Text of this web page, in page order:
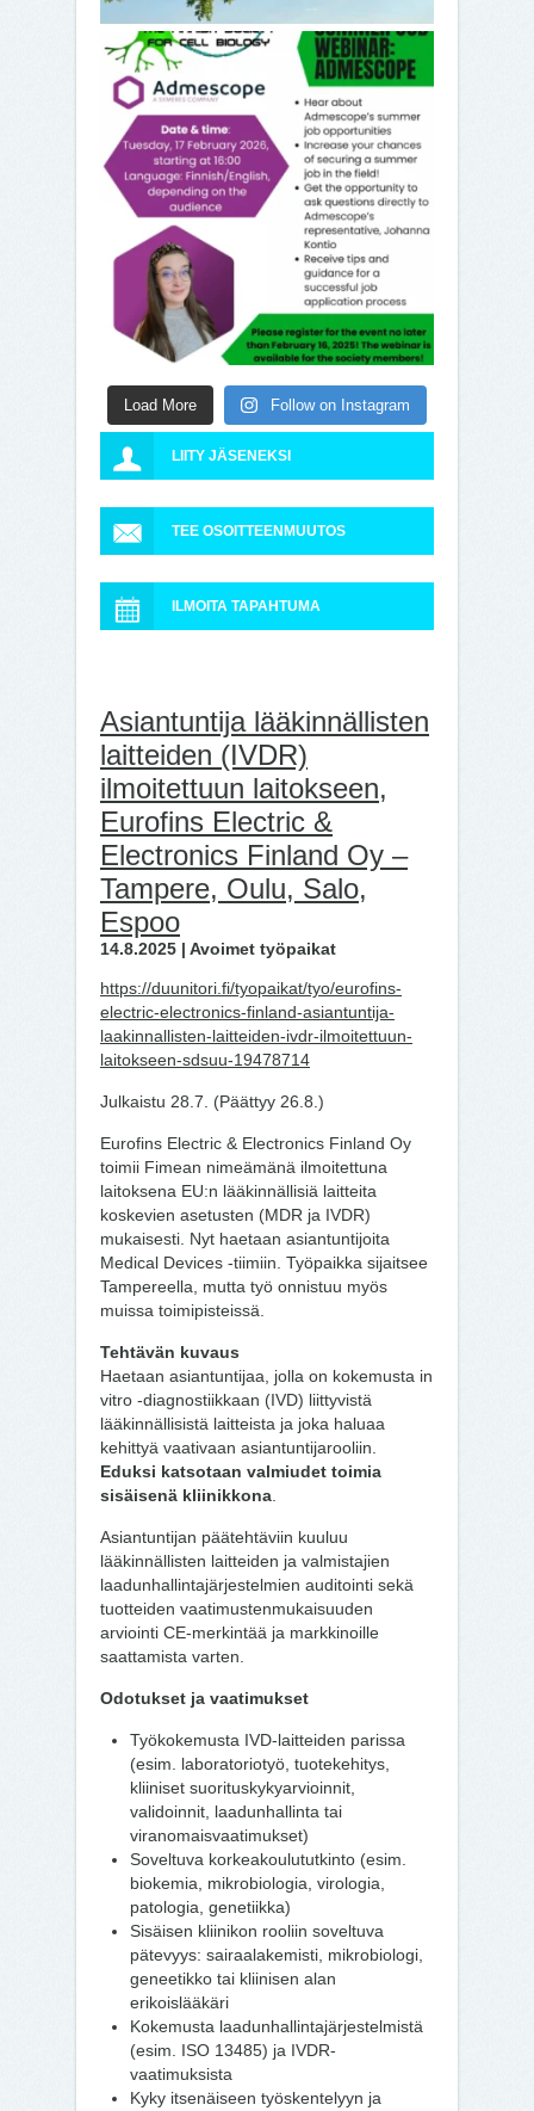
Load More Follow on Instagram
LIITY JÄSENEKSI
TEE OSOITTEENMUUTOS
ILMOITA TAPAHTUMA
Asiantuntija lääkinnällisten
laitteiden (IVDR)
ilmoitettuun laitokseen,
Eurofins Electric &
Electronics Finland Oy –
Tampere, Oulu, Salo,
Espoo
14.8.2025 | Avoimet työpaikat
https://duunitori.fi/tyopaikat/tyo/eurofins-
electric-electronics-finland-asiantuntija-
laakinnallisten-laitteiden-ivdr-ilmoitettuun-
laitokseen-sdsuu-19478714
Julkaistu 28.7. (Päättyy 26.8.)
Eurofins Electric & Electronics Finland Oy
toimii Fimean nimeämänä ilmoitettuna
laitoksena EU:n lääkinnällisiä laitteita
koskevien asetusten (MDR ja IVDR)
mukaisesti. Nyt haetaan asiantuntijoita
Medical Devices -tiimiin. Työpaikka sijaitsee
Tampereella, mutta työ onnistuu myös
muissa toimipisteissä.
Tehtävän kuvaus
Haetaan asiantuntijaa, jolla on kokemusta in
vitro -diagnostiikkaan (IVD) liittyvistä
lääkinnällisistä laitteista ja joka haluaa
kehittyä vaativaan asiantuntijarooliin.
Eduksi katsotaan valmiudet toimia
sisäisenä kliinikkona
Asiantuntijan päätehtäviin kuuluu
lääkinnällisten laitteiden ja valmistajien
laadunhallintajärjestelmien auditointi sekä
tuotteiden vaatimustenmukaisuuden
arviointi CE-merkintää ja markkinoille
saattamista varten.
Odotukset ja vaatimukset
Työkokemusta IVD-laitteiden parissa
(esim. laboratoriotyö, tuotekehitys,
kliiniset suorituskykyarvioinnit,
validoinnit, laadunhallinta tai
viranomaisvaatimukset)
Soveltuva korkeakoulututkinto (esim.
biokemia, mikrobiologia, virologia,
patologia, genetiikka)
Sisäisen kliinikon rooliin soveltuva
pätevyys: sairaalakemisti, mikrobiologi,
geneetikko tai kliinisen alan
erikoislääkäri
Kokemusta laadunhallintajärjestelmistä
(esim. ISO 13485) ja IVDR-
vaatimuksista
Kyky itsenäiseen työskentelyyn ja